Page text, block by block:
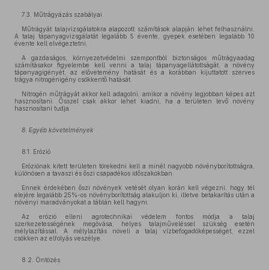
7.3. Műtrágyázás szabályai
Műtrágyát talajvizsgálatokra alapozott számítások alapján lehet felhasználni.
A talaj tápanyagvizsgálatát legalább 5 évente, gyepek esetében legalább 10
évente kell elvégeztetni.
A gazdaságos, környezetvédelmi szempontból biztonságos műtrágyaadag
számításakor figyelembe kell venni a talaj tápanyagellátottságát, a növény
tápanyagigényét, az elővetemény hatását és a korábban kijuttatott szerves
trágya nitrogénigény csökkentő hatását.
Nitrogén műtrágyát akkor kell adagolni, amikor a növény legjobban képes azt
hasznosítani. Ősszel csak akkor lehet kiadni, ha a területen levő növény
hasznosítani tudja.
8. Egyéb követelmények
8.1. Erózió
Eróziónak kitett területen törekedni kell a minél nagyobb növényborítottságra,
különösen a tavaszi és őszi csapadékos időszakokban.
Ennek érdekében őszi növények vetését olyan korán kell végezni, hogy tél
elejére legalább 25%-os növényborítottság alakuljon ki, illetve betakarítás után a
növényi maradványokat a táblán kell hagyni.
Az erózió elleni agrotechnikai védelem fontos módja a talaj
szerkezetességének megóvása, helyes talajműveléssel szükség esetén
mélylazítással. A mélylazítás növeli a talaj vízbefogadóképességét, ezzel
csökken az elfolyás veszélye.
8.2. Öntözés